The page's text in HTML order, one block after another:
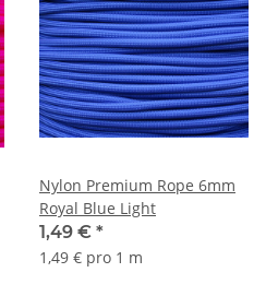
Nylon Premium Rope 6mm
Royal Blue Light
1,49 € *
1,49 € pro 1 m